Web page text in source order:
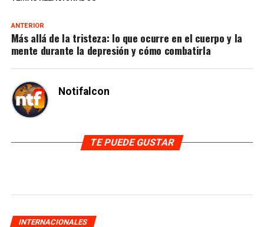
ANTERIOR
Más allá de la tristeza: lo que ocurre en el cuerpo y la
mente durante la depresión y cómo combatirla
Notifalcon
TE PUEDE GUSTAR
INTERNACIONALES